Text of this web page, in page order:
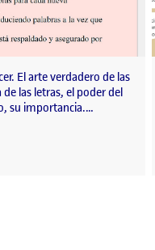
El arte verdadero de las
las letras, el poder del
su importancia.…
DE BEAUVOIR en la memoria